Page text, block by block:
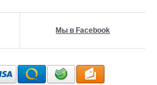
Мы в Facebook